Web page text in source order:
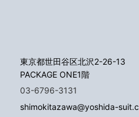
東京都世田谷区北沢2-26-13
PACKAGE ONE1階
03-6796-3131
shimokitazawa@yoshida-